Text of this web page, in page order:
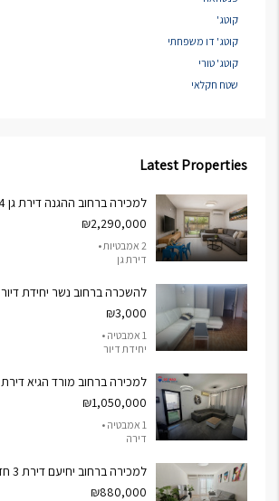
קוטג'
קוטג' דו משפחתי
קוטג' טורי
שטח חקלאי
Latest Properties
למכירה ברחוב ההגנה דירת גן 4 חדרים
₪2,290,000
2 אמבטיות •
דירת גן
להשכרה ברחוב נשר יחידת דיור 2 חדרים
₪3,000
1 אמבטיה •
יחידת דיור
למכירה ברחוב מורד הגיא דירת 3.5 חדרים
₪1,050,000
1 אמבטיה •
דירה
למכירה ברחוב יחיעם דירת 3 חדרים
₪880,000